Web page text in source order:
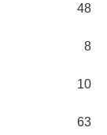
48
8
10
63